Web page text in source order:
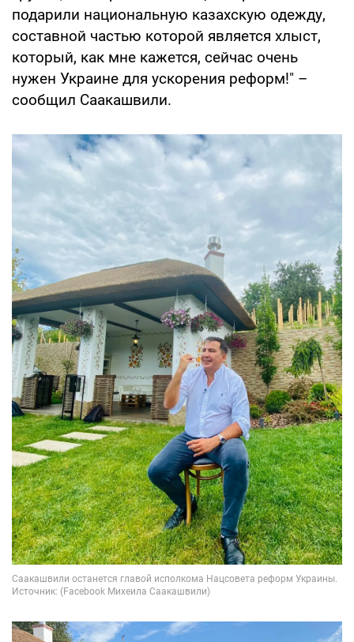
подарили национальную казахскую одежду,
составной частью которой является хлыст,
который, как мне кажется, сейчас очень
нужен Украине для ускорения реформ!" –
сообщил Саакашвили.